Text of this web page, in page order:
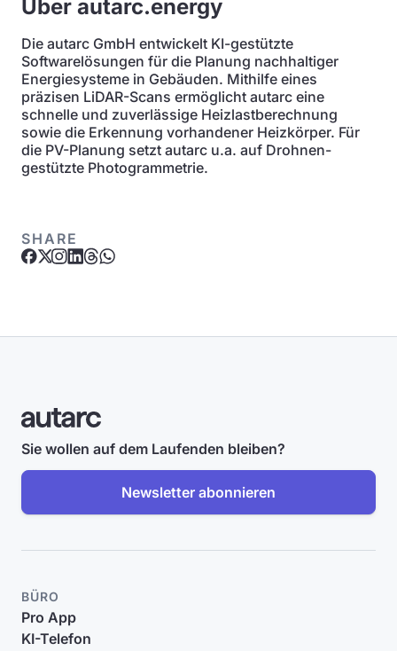
Über autarc.energy
Die autarc GmbH entwickelt KI-gestützte
Softwarelösungen für die Planung nachhaltiger
Energiesysteme in Gebäuden. Mithilfe eines
präzisen LiDAR-Scans ermöglicht autarc eine
schnelle und zuverlässige Heizlastberechnung
sowie die Erkennung vorhandener Heizkörper. Für
die PV-Planung setzt autarc u.a. auf Drohnen-
gestützte Photogrammetrie.
SHARE
Sie wollen auf dem Laufenden bleiben?
Newsletter abonnieren
BÜRO
Pro App
KI-Telefon